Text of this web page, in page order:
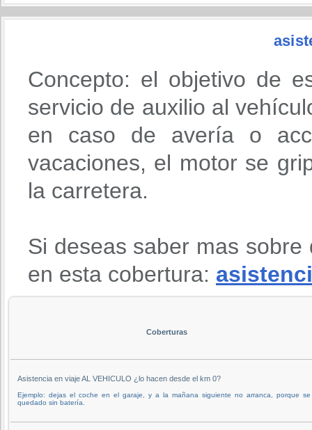
Concepto: el objetivo de
servicio de auxilio al
en caso de avería o
vacaciones, el motor se
la carretera.
Si deseas saber mas
en esta cobertura:
Coberturas
Asistencia en viaje AL VEHICULO ¿lo hacen desde el km 0?
Ejemplo: dejas el coche en el garaje, y a la mañana siguiente no arranca, porque
quedado sin batería.